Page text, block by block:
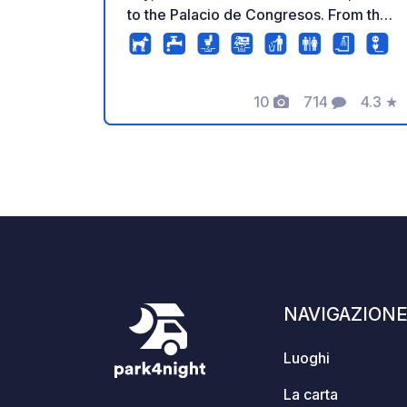
to the Palacio de Congresos. From the
car park, you can enjoy one of the most
fascinating views of the wall. Our car
necessary amenities to make your stay
unforgettable.
10
Foto
714
Commenti
4.3 ★
NAVIGAZIONE
Luoghi
La carta